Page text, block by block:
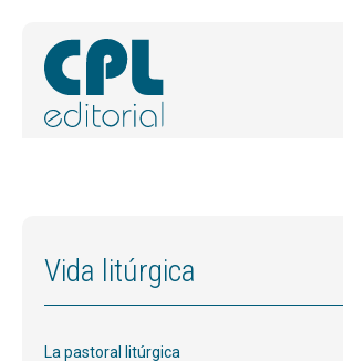
Vida litúrgica
La pastoral litúrgica